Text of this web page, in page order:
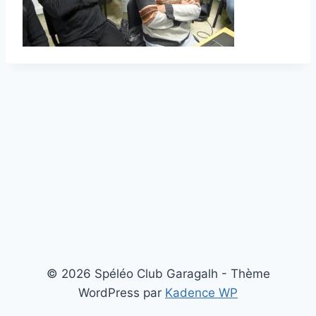
© 2026 Spéléo Club Garagalh - Thème
WordPress par Kadence WP